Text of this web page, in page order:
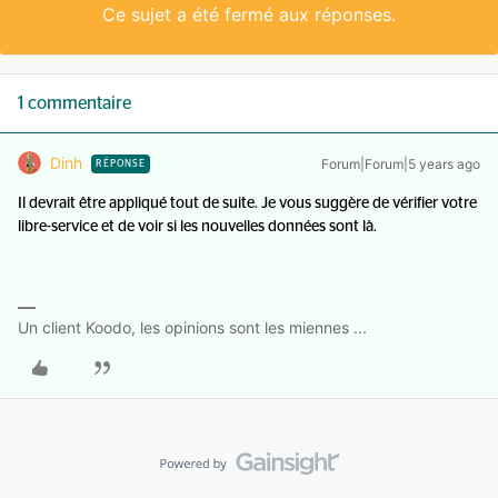
Ce sujet a été fermé aux réponses.
1 commentaire
Dinh RÉPONSE Forum|Forum|5 years ago
Il devrait être appliqué tout de suite. Je vous suggère de vérifier votre
libre-service et de voir si les nouvelles données sont là.
Un client Koodo, les opinions sont les miennes ...